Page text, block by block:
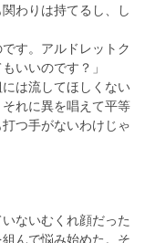
わりは持てるし、し
す。アルドレットク
いいのです？」
には流してほしくない
れに異を唱えて平等
つ手がないわけじゃ
ないむくれ顔だった
んで悩み始めた。そ